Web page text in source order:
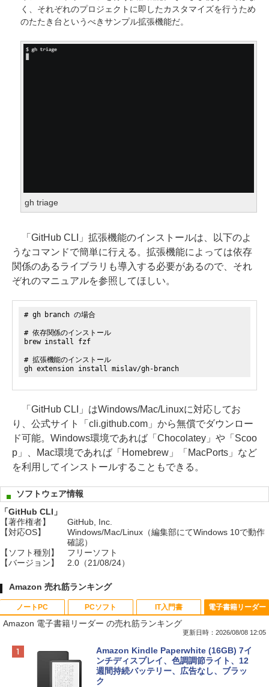
く、それぞれのプロジェクトに即したカスタマイズを行うため
のたたき台というべきサンプル拡張機能だ。
gh triage
「GitHub CLI」拡張機能のインストールは、以下のよ
うなコマンドで簡単に行える。拡張機能によっては依存
関係のあるライブラリも導入する必要があるので、それ
ぞれのマニュアルを参照してほしい。
# gh branch の場合
# 依存関係のインストール
brew install fzf
# 拡張機能のインストール
gh extension install mislav/gh-branch
「GitHub CLI」はWindows/Mac/Linuxに対応してお
り、公式サイト「cli.github.com」から無償でダウンロー
ド可能。Windows環境であれば「Chocolatey」や「Scoo
p」、Mac環境であれば「Homebrew」「MacPorts」など
を利用してインストールすることもできる。
ソフトウェア情報
「GitHub CLI」
【著作権者】
GitHub, Inc.
【対応OS】
Windows/Mac/Linux（編集部にてWindows 10で動作
確認）
【ソフト種別】
フリーソフト
【バージョン】
2.0（21/08/24）
Amazon 売れ筋ランキング
ノートPC
Apple 2026 MacBook Neo A18 Proチッ
プ搭載13インチノートブック：AIとAppl
e Intelligenceのために設計、Liquid Ret
inaディスプレイ、8GBユニファイドメモ
PCソフト
Robloxギフトカード - 800 Robux 【限
定バーチャルアイテムを含む】 【オンラ
インゲームコード】 ロブロックス | オン
ラインコード版
IT入門書
生成AIパスポート公式テキスト 第４版
￥1,766
電子書籍リーダー
Amazon 電子書籍リーダー の売れ筋ランキング
更新日時：2026/08/08 12:05
Amazon Kindle Paperwhite (16GB) 7イ
ンチディスプレイ、色調調節ライト、12
週間持続バッテリー、広告なし、ブラッ
ク